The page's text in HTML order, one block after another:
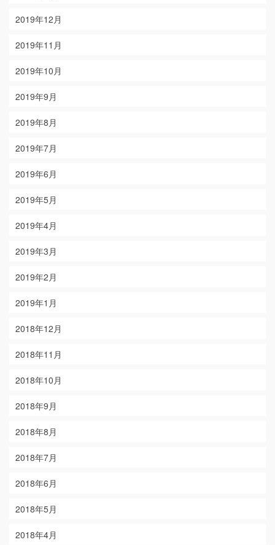
2019年12月
2019年11月
2019年10月
2019年9月
2019年8月
2019年7月
2019年6月
2019年5月
2019年4月
2019年3月
2019年2月
2019年1月
2018年12月
2018年11月
2018年10月
2018年9月
2018年8月
2018年7月
2018年6月
2018年5月
2018年4月